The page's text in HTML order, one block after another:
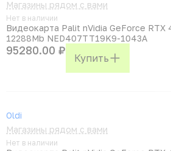
Магазины рядом с вами
Нет в наличии
Видеокарта Palit nVidia GeForce RTX
12288Mb NED407TT19K9-1043A
95280.00 ₽
Купить
Oldi
Магазины рядом с вами
Нет в наличии